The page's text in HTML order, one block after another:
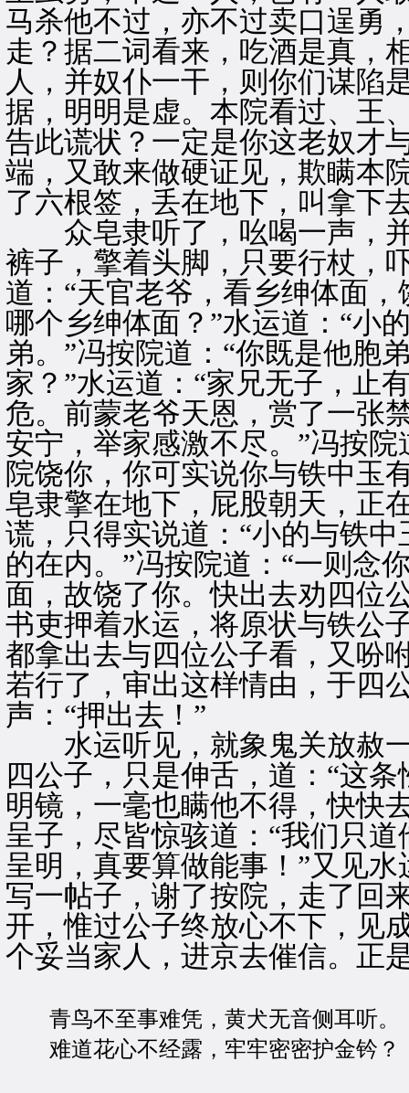
马杀他不过，亦不过卖口逞勇
走？据二词看来，吃酒是真，
人，并奴仆一干，则你们谋陷
据，明明是虚。本院看过、王
告此谎状？一定是你这老奴才
端，又敢来做硬证见，欺瞒本
了六根签，丢在地下，叫拿下
众皂隶听了，吆喝一声，并
裤子，擎着头脚，只要行杖，
道：“天官老爷，看乡绅体面
哪个乡绅体面？”水运道：“小
弟。”冯按院道：“你既是他胞
家？”水运道：“家兄无子，止
危。前蒙老爷天恩，赏了一张
安宁，举家感激不尽。”冯按
院饶你，你可实说你与铁中玉
皂隶擎在地下，屁股朝天，正
谎，只得实说道：“小的与铁
的在内。”冯按院道：“一则念
面，故饶了你。快出去劝四位
书吏押着水运，将原状与铁公
都拿出去与四位公子看，又吩
若行了，审出这样情由，于四
声：“押出去！”
水运听见，就象鬼关放赦一
四公子，只是伸舌，道：“这
明镜，一毫也瞒他不得，快快
呈子，尽皆惊骇道：“我们只
呈明，真要算做能事！”又见
写一帖子，谢了按院，走了回
开，惟过公子终放心不下，见
个妥当家人，进京去催信。正
青鸟不至事难凭，黄犬无音侧耳听。
难道花心不经露，牢牢密密护金钤？